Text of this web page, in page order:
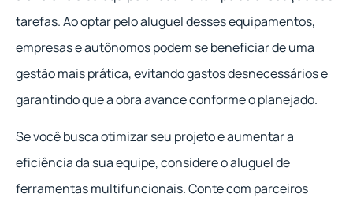
tarefas. Ao optar pelo aluguel desses equipamentos,
empresas e autônomos podem se beneficiar de uma
gestão mais prática, evitando gastos desnecessários e
garantindo que a obra avance conforme o planejado.
Se você busca otimizar seu projeto e aumentar a
eficiência da sua equipe, considere o aluguel de
ferramentas multifuncionais. Conte com parceiros